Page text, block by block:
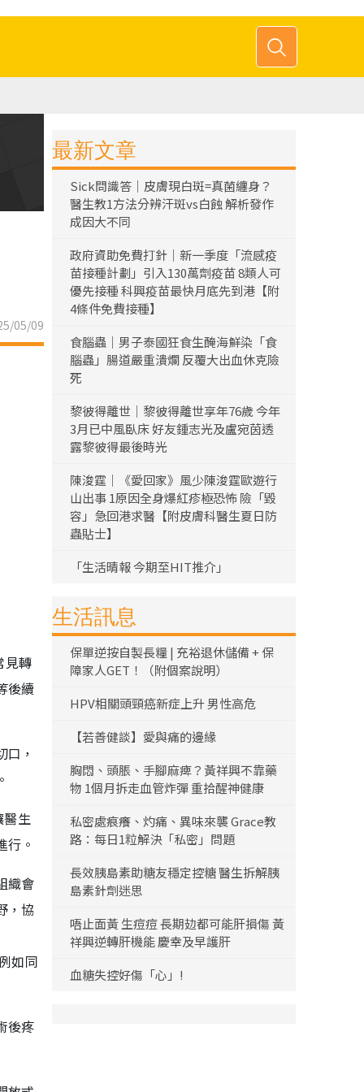
05/09
見轉
後續
，
生
。
織會
，協
如同
後疼
最新文章
Sick問識答｜皮膚現白斑=真菌纏身？
醫生教1方法分辨汗斑vs白蝕 解析發作
成因大不同
政府資助免費打針｜新一季度「流感疫
苗接種計劃」引入130萬劑疫苗 8類人可
優先接種 科興疫苗最快月底先到港【附
4條件免費接種】
食腦蟲｜男子泰國狂食生醃海鮮染「食
腦蟲」腸道嚴重潰爛 反覆大出血休克險
死
黎彼得離世｜黎彼得離世享年76歲 今年
3月已中風臥床 好友鍾志光及盧宛茵透
露黎彼得最後時光
陳浚霆｜《愛回家》風少陳浚霆歐遊行
山出事 1原因全身爆紅疹極恐怖 險「毀
容」急回港求醫【附皮膚科醫生夏日防
蟲貼士】
「生活晴報 今期至HIT推介」
生活訊息
保單逆按自製長糧 | 充裕退休儲備 + 保
障家人GET！（附個案說明）
HPV相關頭頸癌新症上升 男性高危
【若善健談】愛與痛的邊緣
胸悶、頭脹、手腳麻痺？黃祥興不靠藥
物 1個月拆走血管炸彈 重拾醒神健康
私密處痕癢、灼痛、異味來襲 Grace教
路：每日1粒解決「私密」問題
長效胰島素助糖友穩定控糖 醫生拆解胰
島素針劑迷思
唔止面黃 生痘痘 長期攰都可能肝損傷 黃
祥興逆轉肝機能 慶幸及早護肝
血糖失控好傷「心」!